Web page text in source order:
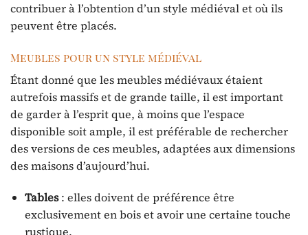
contribuer à l’obtention d’un style médiéval et où ils
peuvent être placés.
Meubles pour un style médiéval
Étant donné que les meubles médiévaux étaient
autrefois massifs et de grande taille, il est important
de garder à l’esprit que, à moins que l’espace
disponible soit ample, il est préférable de rechercher
des versions de ces meubles, adaptées aux dimensions
des maisons d’aujourd’hui.
Tables: elles doivent de préférence être
exclusivement en bois et avoir une certaine touche
rustique.